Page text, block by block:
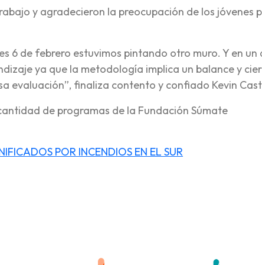
y agradecieron la preocupación de los jóvenes
6 de febrero estuvimos pintando otro muro. Y en un
ya que la metodología implica un balance y
evaluación”, finaliza contento y confiado Kevin
de programas de la Fundación Súmate
POR INCENDIOS EN EL SUR